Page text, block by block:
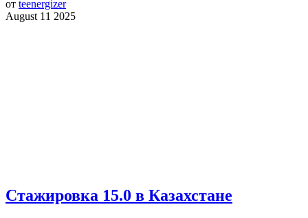
от teenergizer
August 11 2025
Стажировка 15.0 в Казахстане